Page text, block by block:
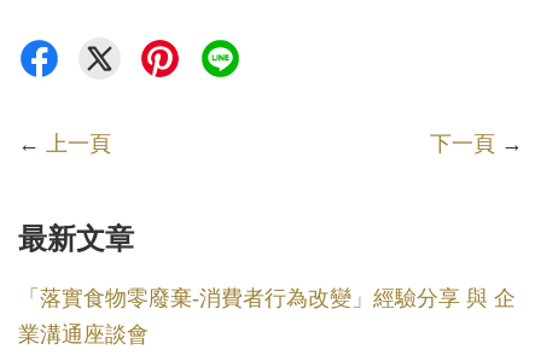
← 上一頁 下一頁 →
最新文章
「落實食物零廢棄-消費者行為改變」經驗分享 與 企
業溝通座談會